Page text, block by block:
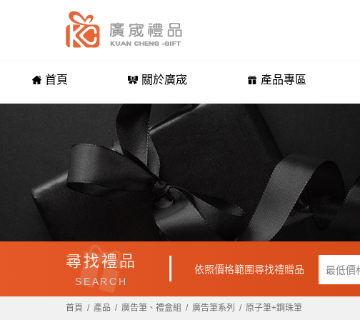
首頁 關於廣宬 產品專區
尋找禮品
SEARCH
依照價格範圍尋找禮贈品
首頁 產品 廣告筆、禮盒組 廣告筆系列 原子筆+鋼珠筆